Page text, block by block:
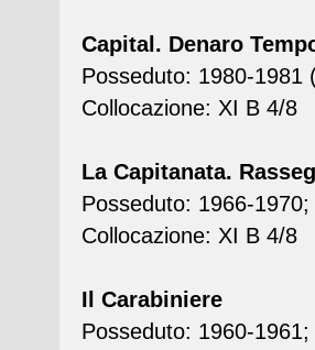
Capital. Denaro
Posseduto: 1980-1981
Collocazione: XI B 4/8
La Capitanata.
Posseduto: 1966-
Collocazione: XI B 4/8
Il Carabiniere
Posseduto: 1960-